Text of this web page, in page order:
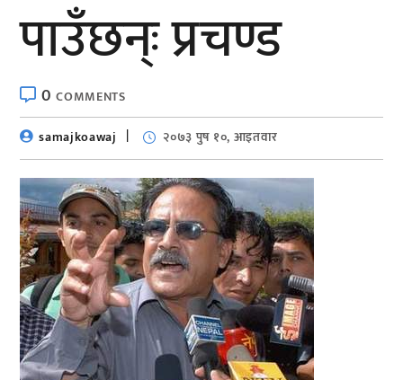
पाउँछन्ः प्रचण्ड
0COMMENTS
samajkoawaj
२०७३ पुष १०, आइतवार